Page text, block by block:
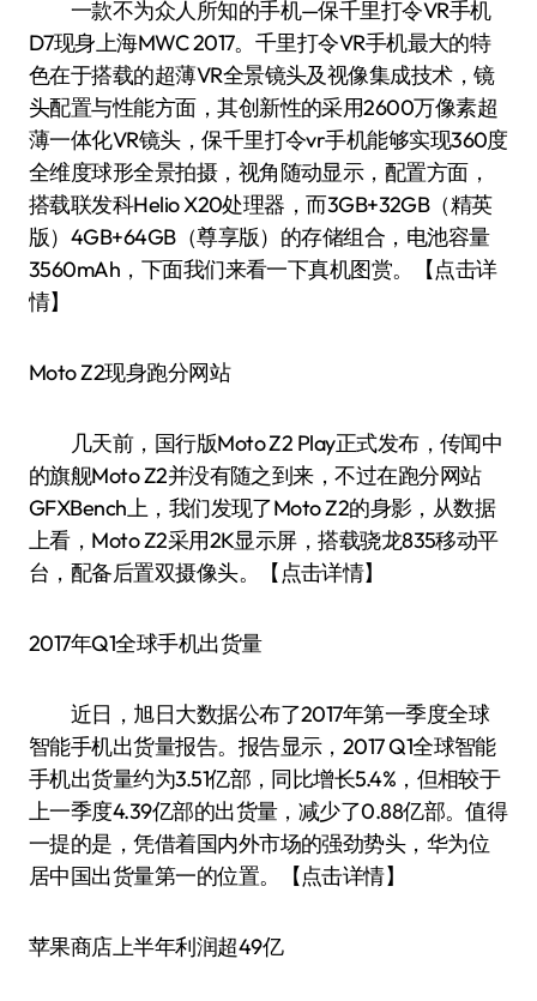
一款不为众人所知的手机—保千里打令VR手机
D7现身上海MWC 2017。千里打令VR手机最大的特
色在于搭载的超薄VR全景镜头及视像集成技术，镜
头配置与性能方面，其创新性的采用2600万像素超
薄一体化VR镜头，保千里打令vr手机能够实现360度
全维度球形全景拍摄，视角随动显示，配置方面，
搭载联发科Helio X20处理器，而3GB+32GB（精英
版）4GB+64GB（尊享版）的存储组合，电池容量
3560mAh，下面我们来看一下真机图赏。【点击详
情】
Moto Z2现身跑分网站
几天前，国行版Moto Z2 Play正式发布，传闻中
的旗舰Moto Z2并没有随之到来，不过在跑分网站
GFXBench上，我们发现了Moto Z2的身影，从数据
上看，Moto Z2采用2K显示屏，搭载骁龙835移动平
台，配备后置双摄像头。【点击详情】
2017年Q1全球手机出货量
近日，旭日大数据公布了2017年第一季度全球
智能手机出货量报告。报告显示，2017 Q1全球智能
手机出货量约为3.51亿部，同比增长5.4%，但相较于
上一季度4.39亿部的出货量，减少了0.88亿部。值得
一提的是，凭借着国内外市场的强劲势头，华为位
居中国出货量第一的位置。【点击详情】
苹果商店上半年利润超49亿